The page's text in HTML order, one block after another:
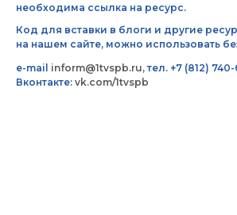
необходима ссылка на ресурс.
Код для вставки в блоги и другие
на нашем сайте, можно использовать
e-mail inform@1tvspb.ru, тел. +7 (812)
Вконтакте: vk.com/1tvspb